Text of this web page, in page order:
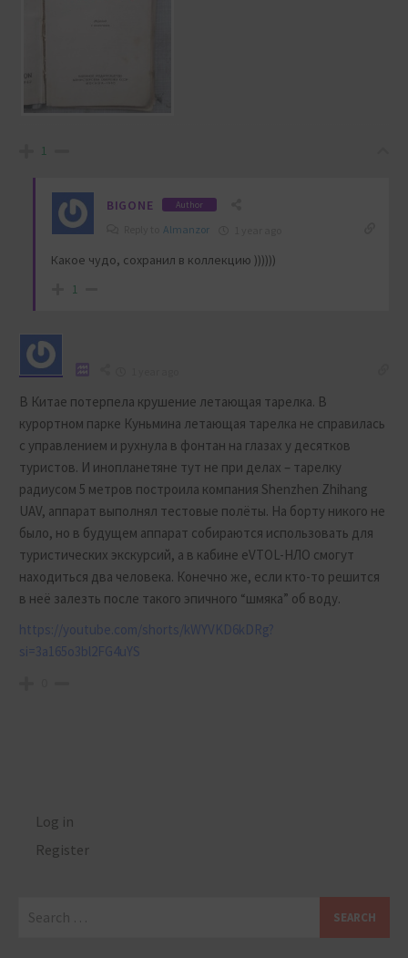
1
BIGONE Author
Almanzor
Какое чудо, сохранил в коллекцию ))))))
1
В Китае потерпела крушение летающая тарелка. В
курортном парке Куньмина летающая тарелка не справилась
с управлением и рухнула в фонтан на глазах у десятков
туристов. И инопланетяне тут не при делах – тарелку
радиусом 5 метров построила компания Shenzhen Zhihang
UAV, аппарат выполнял тестовые полёты. На борту никого не
было, но в будущем аппарат собираются использовать для
туристических экскурсий, а в кабине eVTOL-НЛО смогут
находиться два человека. Конечно же, если кто-то решится
в неё залезть после такого эпичного “шмяка” об воду.
https://youtube.com/shorts/kWYVKD6kDRg?
si=3a165o3bl2FG4uYS
Log in
Register
for: